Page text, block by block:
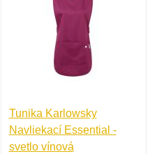
Tunika Karlowsky
Navliekací Essential -
svetlo vínová